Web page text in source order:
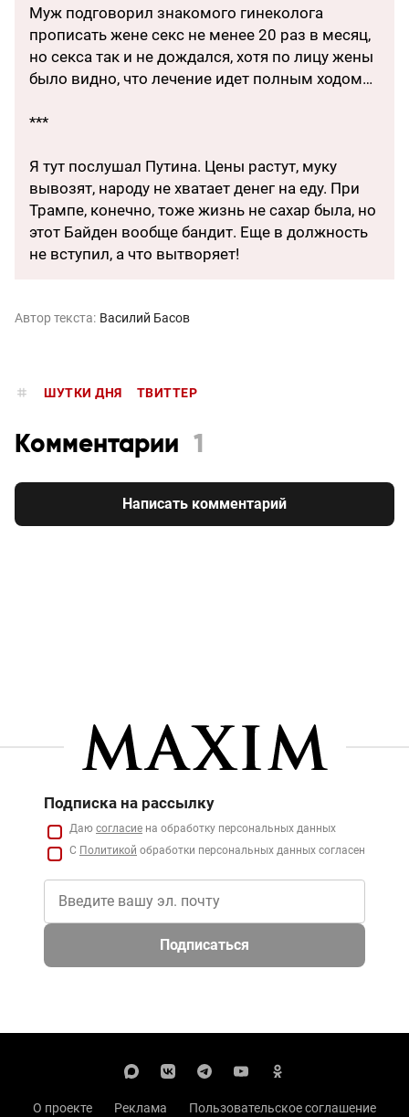
Муж подговорил знакомого гинеколога
прописать жене секс не менее 20 раз в месяц,
но секса так и не дождался, хотя по лицу жены
было видно, что лечение идет полным ходом…
***
Я тут послушал Путина. Цены растут, муку
вывозят, народу не хватает денег на еду. При
Трампе, конечно, тоже жизнь не сахар была, но
этот Байден вообще бандит. Еще в должность
не вступил, а что вытворяет!
Автор текста: Василий Басов
ШУТКИ ДНЯ ТВИТТЕР
Комментарии 1
Написать комментарий
Подписка на рассылку
Даю согласие на обработку персональных данных
С Политикой обработки персональных данных согласен
Подписаться
О проекте Реклама
Пользовательское соглашение